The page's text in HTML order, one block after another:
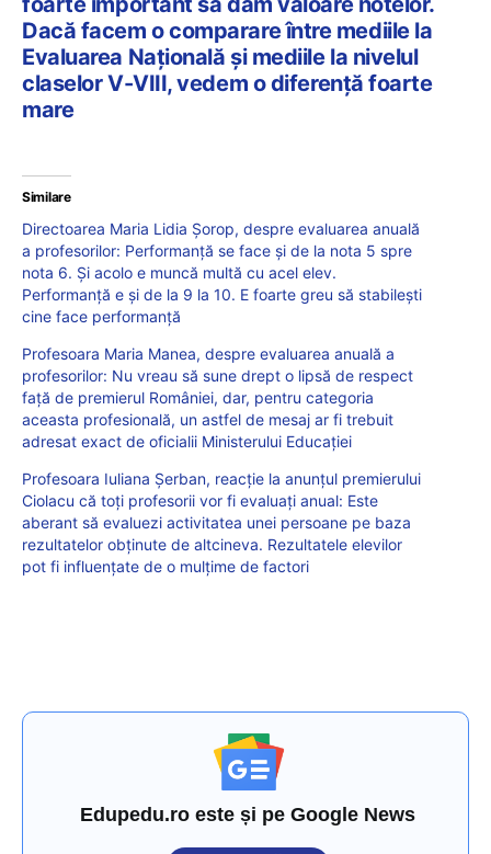
Dacă facem o comparare între mediile la
Evaluarea Națională și mediile la nivelul
claselor V-VIII, vedem o diferență foarte
mare
Similare
Directoarea Maria Lidia Șorop, despre evaluarea anuală
a profesorilor: Performanță se face și de la nota 5 spre
nota 6. Și acolo e muncă multă cu acel elev.
Performanță e și de la 9 la 10. E foarte greu să stabilești
cine face performanță
Profesoara Maria Manea, despre evaluarea anuală a
profesorilor: Nu vreau să sune drept o lipsă de respect
față de premierul României, dar, pentru categoria
aceasta profesională, un astfel de mesaj ar fi trebuit
adresat exact de oficialii Ministerului Educației
Profesoara Iuliana Șerban, reacție la anunțul premierului
Ciolacu că toți profesorii vor fi evaluați anual: Este
aberant să evaluezi activitatea unei persoane pe baza
rezultatelor obținute de altcineva. Rezultatele elevilor
pot fi influențate de o mulțime de factori
Edupedu.ro este și pe Google News